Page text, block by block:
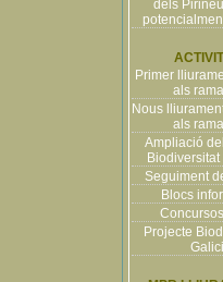
dels
Primer
als
Nous
als
Ampliació
Seguiment
Blocs
Projecte